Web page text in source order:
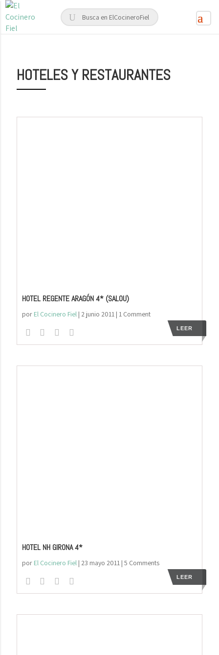
HOTELES Y RESTAURANTES
HOTEL REGENTE ARAGÓN 4* (SALOU)
por El Cocinero Fiel| 2 junio 2011| 1 Comment
LEER
HOTEL NH GIRONA 4*
por El Cocinero Fiel| 23 mayo 2011| 5 Comments
LEER